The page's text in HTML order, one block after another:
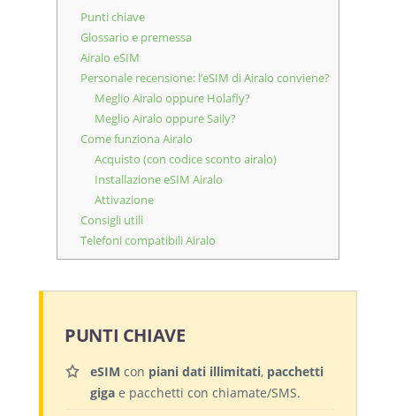
Punti chiave
Glossario e premessa
Airalo eSIM
Personale recensione: l’eSIM di Airalo conviene?
Meglio Airalo oppure Holafly?
Meglio Airalo oppure Saily?
Come funziona Airalo
Acquisto (con codice sconto airalo)
Installazione eSIM Airalo
Attivazione
Consigli utili
Telefoni compatibili Airalo
PUNTI CHIAVE
eSIM con piani dati illimitati, pacchetti
giga e pacchetti con chiamate/SMS.